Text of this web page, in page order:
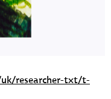
researcher-txt/t-